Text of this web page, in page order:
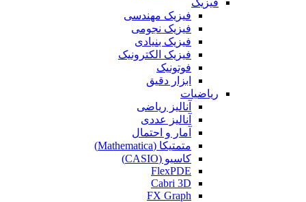
فیزیک مهندسی
فیزیک نجومی
فیزیک بنیادی
فیزیک الکترونیک
فوتونیک
ابزار دقیق
ریاضیات
آنالیز ریاضی
آنالیز عددی
آمار و احتمال
متمتیکا (Mathematica)
کاسیو (CASIO)
FlexPDE
Cabri 3D
FX Graph